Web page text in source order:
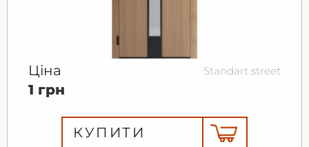
Ціна Standart street
1 грн
КУПИТИ